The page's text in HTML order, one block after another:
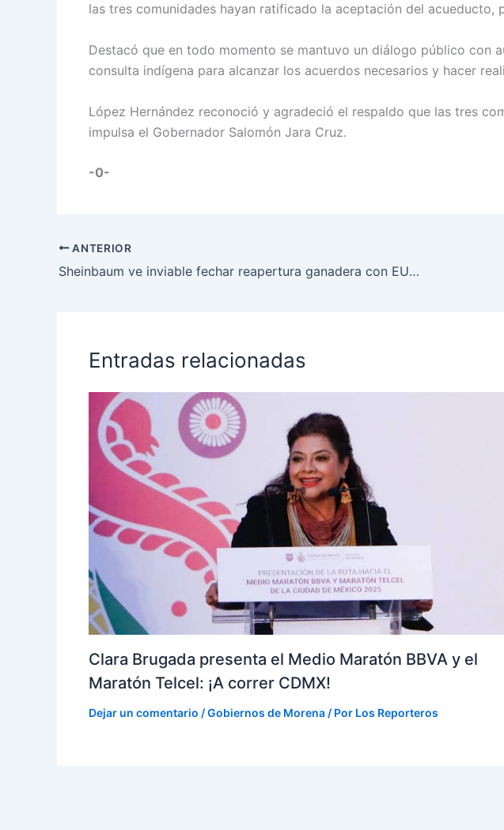
las tres comunidades hayan ratificado la aceptación del acueducto,
Destacó que en todo momento se mantuvo un diálogo público con
consulta indígena para alcanzar los acuerdos necesarios y hacer
López Hernández reconoció y agradeció el respaldo que las tres
impulsa el Gobernador Salomón Jara Cruz.
-0-
ANTERIOR
Sheinbaum ve inviable fechar reapertura ganadera con EU por casos de gusano barrenador
Entradas relacionadas
Clara Brugada presenta el Medio Maratón BBVA y el
Maratón Telcel: ¡A correr CDMX!
Dejar un comentario /Gobiernos de Morena / Por Los Reporteros